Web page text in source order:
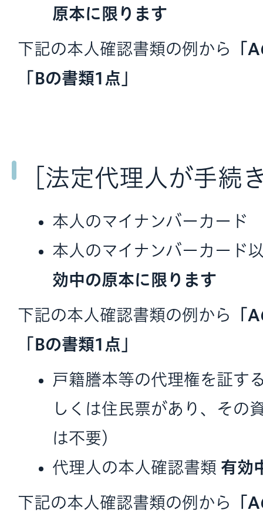
原本に限ります
下記の本人確認書類の例から
「
「Bの書類1点」
［法定代理人が手続
本人のマイナンバーカード
本人のマイナンバーカード
効中の原本に限ります
下記の本人確認書類の例から
「
「Bの書類1点」
戸籍謄本等の代理権を証す
しくは住民票があり、その
は不要）
代理人の本人確認書類 有効
下記の本人確認書類の例から
「